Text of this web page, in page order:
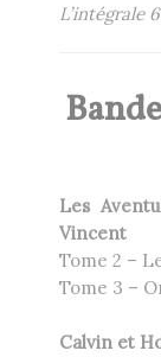
L’intégrale
Les
Vincent
Tome 2 –
Tome 3 –
Calvin et